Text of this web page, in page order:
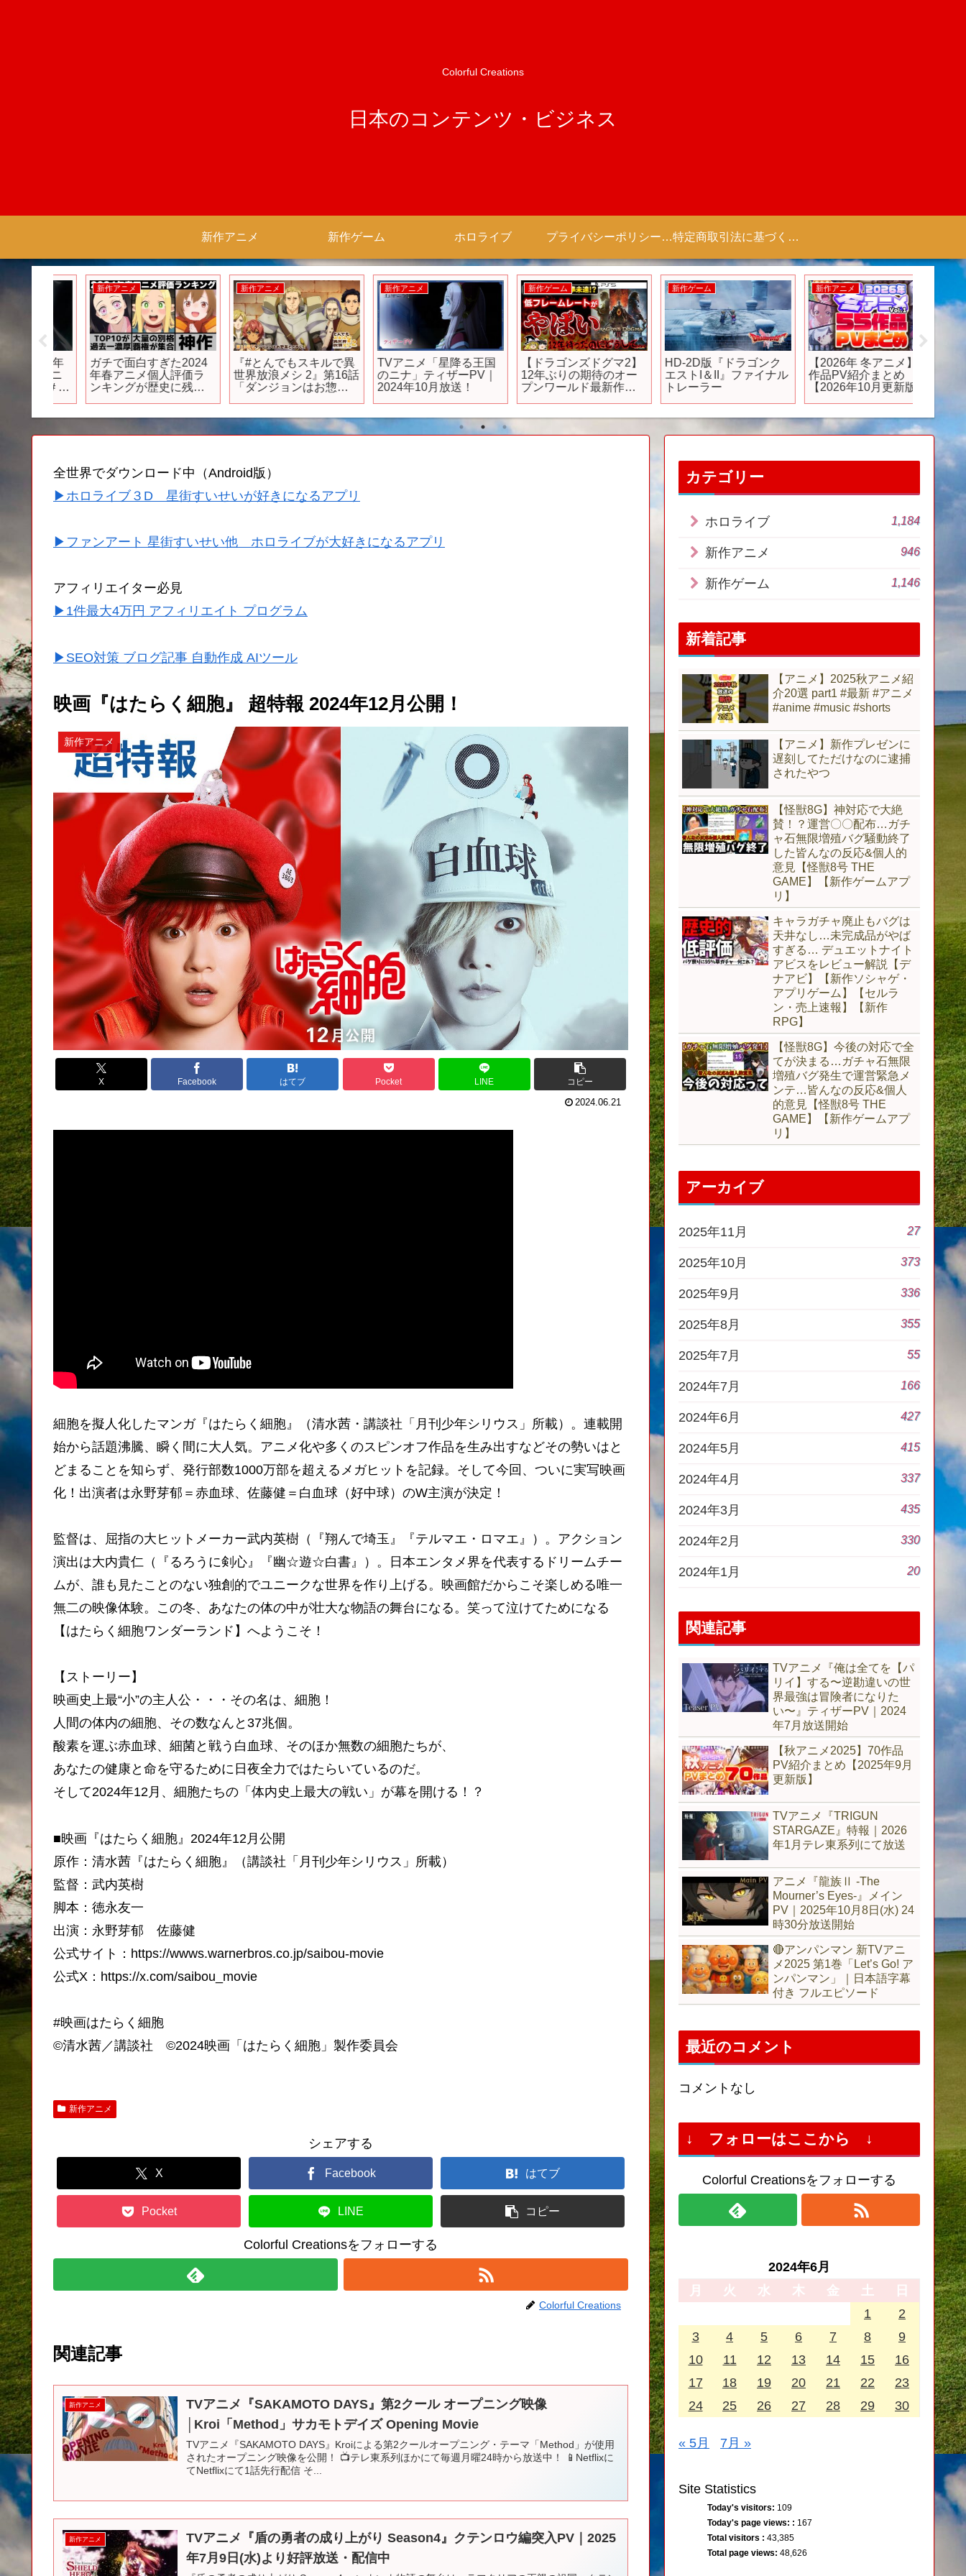
Colorful Creations
日本のコンテンツ・ビジネス
新作アニメ 新作ゲーム ホロライブ プライバシーポリシー 【Colorful Creation】 特定商取引法に基づく表記（商取引に関する開示）
新作アニメ
ガチで面白すぎた2024
年春アニメ個人評価ラ
ンキングが歴史に残る
【おすすめアニメ】
【鬼滅の刃】【無職転
リー】
新作アニメ
『#とんでもスキルで異
世界放浪メシ 2』第16話
「ダンジョンはお惣菜
#tondemo_skill
#MAPPA #アニメ
新作アニメ
TVアニメ「星降る王国
のニナ」ティザーPV｜
2024年10月放送！
新作ゲーム
【ドラゴンズドグマ2】
12年ぶりの期待のオー
プンワールド最新作な
【PS5、12時間プレイ
感想/レビュー、クソゲ
新作ゲーム
HD-2D版『ドラゴンク
エストI＆II』ファイナル
トレーラー
新作アニメ
【2026年 冬アニメ】55
作品PV紹介まとめ
【2026年10月更新版】
出し
譚-」新
世界上
全世界でダウンロード中（Android版）
▶ホロライブ３D 星街すいせいが好きになるアプリ
▶ファンアート 星街すいせい他 ホロライブが大好きになるアプリ
アフィリエイター必見
▶1件最大4万円 アフィリエイト プログラム
▶SEO対策 ブログ記事 自動作成 AIツール
映画『はたらく細胞』 超特報 2024年12月公開！
新作アニメ
X Facebook はてブ Pocket LINE コピー
2024.06.21
細胞を擬人化したマンガ『はたらく細胞』（清水茜・講談社「月刊少年シリウス」所載）。連載開
始から話題沸騰、瞬く間に大人気。アニメ化や多くのスピンオフ作品を生み出すなどその勢いはと
どまることを知らず、発行部数1000万部を超えるメガヒットを記録。そして今回、ついに実写映画
化！出演者は永野芽郁＝赤血球、佐藤健＝白血球（好中球）のW主演が決定！
監督は、屈指の大ヒットメーカー武内英樹（『翔んで埼玉』『テルマエ・ロマエ』）。アクション
演出は大内貴仁（『るろうに剣心』『幽☆遊☆白書』）。日本エンタメ界を代表するドリームチー
ムが、誰も見たことのない独創的でユニークな世界を作り上げる。映画館だからこそ楽しめる唯一
無二の映像体験。この冬、あなたの体の中が壮大な物語の舞台になる。笑って泣けてためになる
【はたらく細胞ワンダーランド】へようこそ！
【ストーリー】
映画史上最“小”の主人公・・・その名は、細胞！
人間の体内の細胞、その数なんと37兆個。
酸素を運ぶ赤血球、細菌と戦う白血球、そのほか無数の細胞たちが、
あなたの健康と命を守るために日夜全力ではたらいているのだ。
そして2024年12月、細胞たちの「体内史上最大の戦い」が幕を開ける！？
■映画『はたらく細胞』2024年12月公開
原作：清水茜『はたらく細胞』（講談社「月刊少年シリウス」所載）
監督：武内英樹
脚本：徳永友一
出演：永野芽郁 佐藤健
公式サイト：https://wwws.warnerbros.co.jp/saibou-movie
公式X：https://x.com/saibou_movie
#映画はたらく細胞
©清水茜／講談社 ©2024映画「はたらく細胞」製作委員会
新作アニメ
シェアする
X Facebook はてブ
Pocket LINE コピー
Colorful Creationsをフォローする
Colorful Creations
関連記事
新作アニメ
TVアニメ『SAKAMOTO DAYS』第2クール オープニング映像
│Kroi「Method」サカモトデイズ Opening Movie
TVアニメ『SAKAMOTO DAYS』Kroiによる第2クールオープニング・テーマ「Method」が使用
されたオープニング映像を公開！ 📺テレ東系列ほかにて毎週月曜24時から放送中！ 📱Netflixに
てNetflixにて1話先行配信 そ...
新作アニメ
TVアニメ『盾の勇者の成り上がり Season4』クテンロウ編突入PV｜2025
年7月9日(水)より好評放送・配信中
カテゴリー
ホロライブ 1,184
新作アニメ 946
新作ゲーム 1,146
新着記事
【アニメ】2025秋アニメ紹
介20選 part1 #最新 #アニメ
#anime #music #shorts
【アニメ】新作プレゼンに
遅刻してただけなのに逮捕
されたやつ
【怪獣8G】神対応で大絶
賛！？運営〇〇配布…ガチ
ャ石無限増殖バグ騒動終了
した皆んなの反応&個人的
意見【怪獣8号 THE
GAME】【新作ゲームアプ
リ】
キャラガチャ廃止もバグは
天井なし…未完成品がやば
すぎる… デュエットナイト
アビスをレビュー解説【デ
ナアビ】【新作ソシャゲ・
アプリゲーム】【セルラ
ン・売上速報】【新作
RPG】
【怪獣8G】今後の対応で全
てが決まる…ガチャ石無限
増殖バグ発生で運営緊急メ
ンテ…皆んなの反応&個人
的意見【怪獣8号 THE
GAME】【新作ゲームアプ
リ】
アーカイブ
2025年11月 27
2025年10月 373
2025年9月 336
2025年8月 355
2025年7月 55
2024年7月 166
2024年6月 427
2024年5月 415
2024年4月 337
2024年3月 435
2024年2月 330
2024年1月 20
関連記事
TVアニメ『俺は全てを【パ
リイ】する〜逆勘違いの世
界最強は冒険者になりた
い〜』ティザーPV｜2024
年7月放送開始
【秋アニメ2025】70作品
PV紹介まとめ【2025年9月
更新版】
TVアニメ『TRIGUN
STARGAZE』特報｜2026
年1月テレ東系列にて放送
アニメ『龍族Ⅱ -The
Mourner’s Eyes-』メイン
PV｜2025年10月8日(水) 24
時30分放送開始
🔴アンパンマン 新TVアニ
メ2025 第1巻「Let’s Go! ア
ンパンマン」｜日本語字幕
付き フルエピソード
最近のコメント
コメントなし
↓ フォローはここから ↓
Colorful Creationsをフォローする
2024年6月
月
火 水 木 金 土
日
1
2
3
4 5 6 7 8
9
10
11 12 13 14 15
16
17
18 19 20 21 22
23
24
25 26 27 28 29 30
« 5月 7月 »
Site Statistics
Today's visitors: 109
Today's page views: : 167
Total visitors : 43,385
Total page views: 48,626